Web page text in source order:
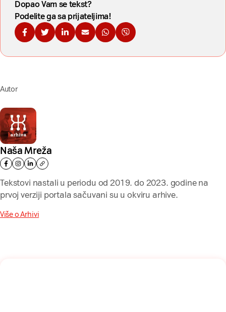
Dopao Vam se tekst?
Podelite ga sa prijateljima!
Podelite na Fejsbuku
Podelite na Tviteru
Podelite na Linkdinu
Podelite na imejl
Podelite na WhatsApp
Podelite na Viberu
Autor
Naša Mreža
Tekstovi nastali u periodu od 2019. do 2023. godine na
prvoj verziji portala sačuvani su u okviru arhive.
Više o Arhivi